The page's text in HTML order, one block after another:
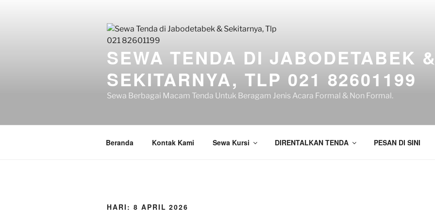
SEWA TENDA DI JABODETABEK
SEKITARNYA, TLP 021 82601199
Sewa Berbagai Macam Tenda Untuk Beragam Jenis Acara Formal & Non Formal.
Beranda Kontak Kami Sewa Kursi DIRENTALKAN TENDA PESAN DI SINI
HARI: 8 APRIL 2026